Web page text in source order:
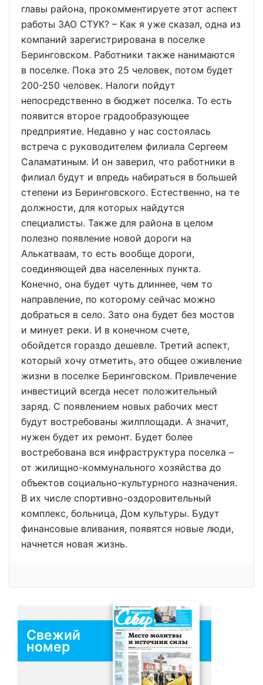
главы района, прокомментируете этот аспект
работы ЗАО СТУК? – Как я уже сказал, одна из
компаний зарегистрирована в поселке
Беринговском. Работники также нанимаются
в поселке. Пока это 25 человек, потом будет
200-250 человек. Налоги пойдут
непосредственно в бюджет поселка. То есть
появится второе градообразующее
предприятие. Недавно у нас состоялась
встреча с руководителем филиала Сергеем
Саламатиным. И он заверил, что работники в
филиал будут и впредь набираться в большей
степени из Беринговского. Естественно, на те
должности, для которых найдутся
специалисты. Также для района в целом
полезно появление новой дороги на
Алькатваам, то есть вообще дороги,
соединяющей два населенных пункта.
Конечно, она будет чуть длиннее, чем то
направление, по которому сейчас можно
добраться в село. Зато она будет без мостов
и минует реки. И в конечном счете,
обойдется гораздо дешевле. Третий аспект,
который хочу отметить, это общее оживление
жизни в поселке Беринговском. Привлечение
инвестиций всегда несет положительный
заряд. С появлением новых рабочих мест
будут востребованы жилплощади. А значит,
нужен будет их ремонт. Будет более
востребована вся инфраструктура поселка –
от жилищно-коммунального хозяйства до
объектов социально-культурного назначения.
В их числе спортивно-оздоровительный
комплекс, больница, Дом культуры. Будут
финансовые вливания, появятся новые люди,
начнется новая жизнь.
Свежий
номер